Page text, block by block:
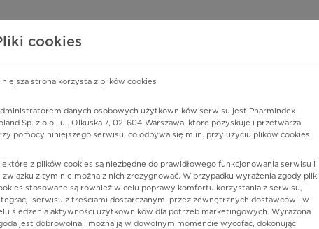
o lekach
PHARMINDEX
układu nerwowego, niesklasyfikowane gdzie indziej
cookies
strona korzysta z plików cookies
danych osobowych użytkowników serwisu jest Pharmindex
Sp. z o.o., ul. Olkuska 7, 02-604 Warszawa, które pozyskuje i przetwarza
pomocy niniejszego serwisu, co odbywa się m.in. przy użyciu plików cookies.
z plików cookies są niezbędne do prawidłowego funkcjonowania serwisu i
związku z tym nie można z nich zrezygnować. W przypadku wyrażenia zgody pliki
stosowane są również w celu poprawy komfortu korzystania z serwisu,
serwisu z treściami dostarczanymi przez zewnętrznych dostawców i w
śledzenia aktywności użytkowników dla potrzeb marketingowych. Wyrażona
jest dobrowolna i można ją w dowolnym momencie wycofać, dokonując